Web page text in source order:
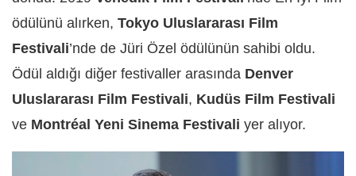
ödülünü alırken, Tokyo Uluslararası Film
Festivali’nde de Jüri Özel ödülünün sahibi oldu.
Ödül aldığı diğer festivaller arasında Denver
Uluslararası Film Festivali, Kudüs Film Festivali
ve Montréal Yeni Sinema Festivali yer alıyor.